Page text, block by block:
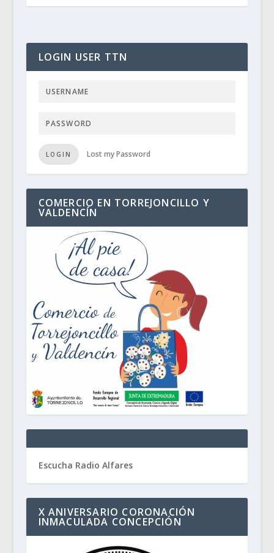
LOGIN USER TTN
LOGIN Lost my Password
COMERCIO EN TORREJONCILLO Y
VALDENCÍN
Escucha Radio Alfares
X ANIVERSARIO CORONACIÓN
INMACULADA CONCEPCIÓN